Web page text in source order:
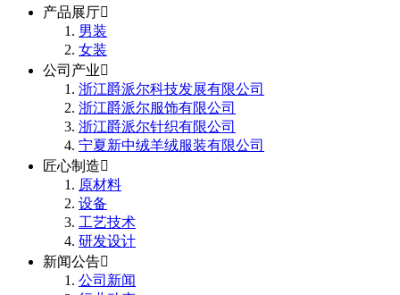
产品展厅
男装
女装
公司产业
浙江爵派尔科技发展有限公司
浙江爵派尔服饰有限公司
浙江爵派尔针织有限公司
宁夏新中绒羊绒服装有限公司
匠心制造
原材料
设备
工艺技术
研发设计
新闻公告
公司新闻